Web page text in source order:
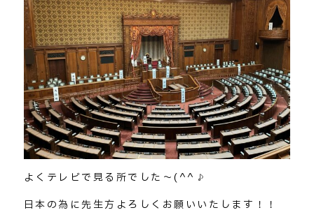
よくテレビで見る所でした～(^^♪
日本の為に先生方よろしくお願いいたします！！